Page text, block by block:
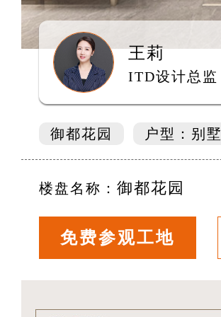
王莉
ITD设计总监
御都花园 户型：别墅
楼盘名称： 御都花园
免费参观工地